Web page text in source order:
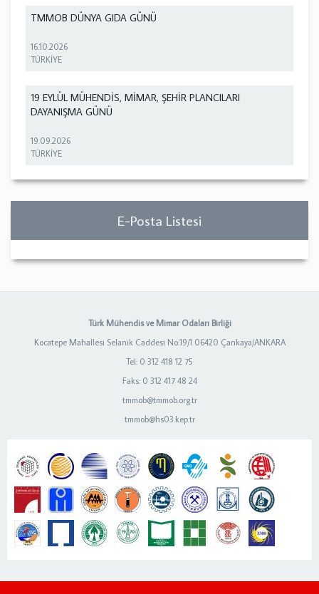
TMMOB DÜNYA GIDA GÜNÜ
16.10.2026
TÜRKİYE
19 EYLÜL MÜHENDİS, MİMAR, ŞEHİR PLANCILARI
DAYANIŞMA GÜNÜ
19.09.2026
TÜRKİYE
E-Posta Listesi
Türk Mühendis ve Mimar Odaları Birliği
Kocatepe Mahallesi Selanik Caddesi No:19/1 06420 Çankaya/ANKARA
Tel: 0 312 418 12 75
Faks: 0 312 417 48 24
tmmob@tmmob.org.tr
tmmob@hs03.kep.tr